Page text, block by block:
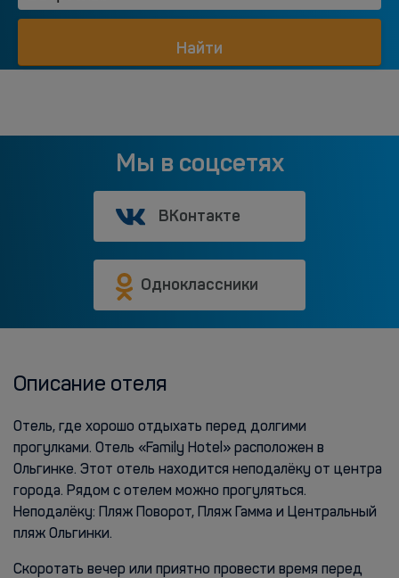
Найти
Мы в соцсетях
ВКонтакте
Одноклассники
Описание отеля
Отель, где хорошо отдыхать перед долгими
прогулками. Отель «Family Hotel» расположен в
Ольгинке. Этот отель находится неподалёку от центра
города. Рядом с отелем можно прогуляться.
Неподалёку: Пляж Поворот, Пляж Гамма и Центральный
пляж Ольгинки.
Скоротать вечер или приятно провести время перед